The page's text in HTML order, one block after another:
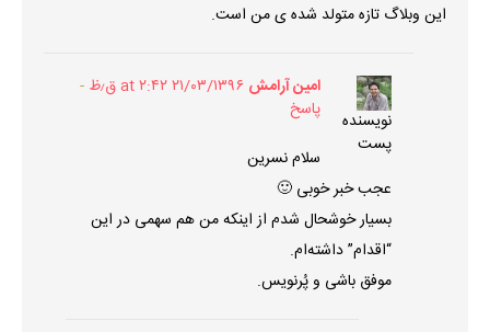
این وبلاگ تازه متولد شده ی من است.
نویسنده
پست
امین آرامش ۲۱/۰۳/۱۳۹۶ at ۲:۴۲ ق٫ظ
پاسخ
سلام نسرین
عجب خبر خوبی 🙂
بسیار خوشحال شدم از اینکه من هم سهمی در این
“اقدام” داشته‌ام.
موفق باشی و پُرنویس.